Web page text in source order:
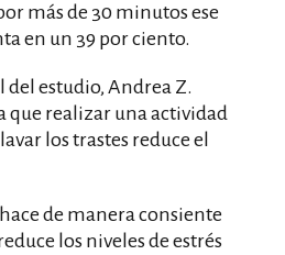
más de 30 minutos ese
en un 39 por ciento.
del estudio, Andrea Z.
que realizar una actividad
los trastes reduce el
de manera consiente
los niveles de estrés